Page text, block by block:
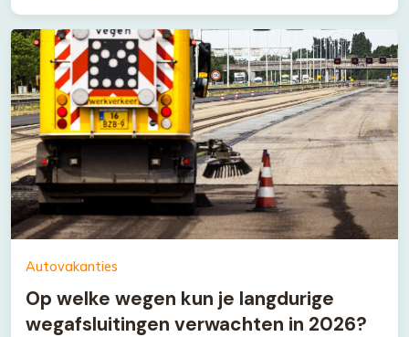
Autovakanties
Op welke wegen kun je langdurige
wegafsluitingen verwachten in 2026?